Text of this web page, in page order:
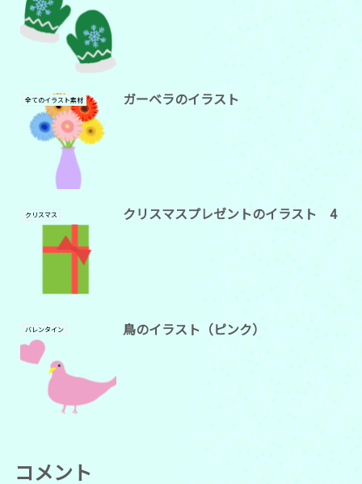
全てのイラスト素材 ガーベラのイラスト
クリスマス クリスマスプレゼントのイラスト 4
バレンタイン 鳥のイラスト（ピンク）
コメント